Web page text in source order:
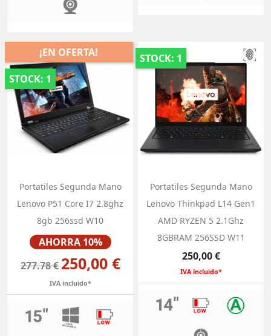
¡EN OFERTA!
STOCK: 1
Portatiles Segunda Mano
Lenovo P51 Core I7 2.8ghz
8gb 256ssd W10
Precio
AHORRA 10%
277.78 € 250,00 €
IVA incluido*
STOCK: 1
Portatiles Segunda Mano
Lenovo Thinkpad L14 Gen1
AMD RYZEN 5 2.1Ghz
8GBRAM 256SSD W11
Precio
250,00 €
IVA incluido*